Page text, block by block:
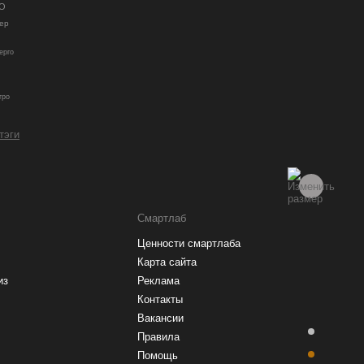
Смартлаб
Ценности смартлаба
Карта сайта
Реклама
Контакты
Вакансии
Правила
Помощь